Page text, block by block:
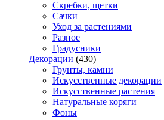
Скребки, щетки
Сачки
Уход за растениями
Разное
Градусники
Декорации (430)
Грунты, камни
Искусственные декорации
Искусственные растения
Натуральные коряги
Фоны